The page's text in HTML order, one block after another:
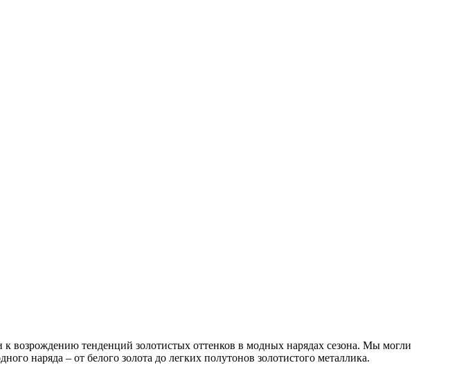
возрождению тенденций золотистых оттенков в модных нарядах сезона. Мы могли
наряда – от белого золота до легких полутонов золотистого металлика.